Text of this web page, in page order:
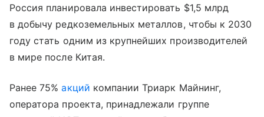
Россия планировала инвестировать $1,5 млрд
в добычу редкоземельных металлов, чтобы к 2030
году стать одним из крупнейших производителей
в мире после Китая.
Ранее 75%акций компании Триарк Майнинг,
оператора проекта, принадлежали группе